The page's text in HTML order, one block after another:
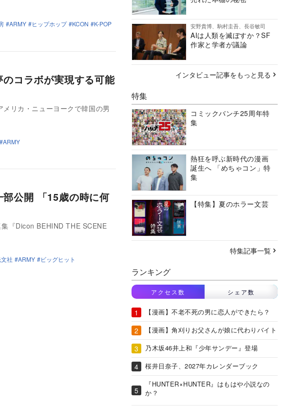
ARMY ヒップホップ KCON
K-POP
コラボが実現する可能
リカ・ニューヨークで韓国の男
ARMY
公開 「15歳の時に何
『Dicon BEHIND THE SCENE
社 ARMY ビッグヒット
安野貴博、駒村圭吾、長谷敏司
AIは人類を滅ぼすか？SF
作家と学者が議論
インタビュー記事をもっと見る
特集
コミックバンチ25周年特
集
熱狂を呼ぶ新時代の漫画
誕生へ 「めちゃコン」特
集
【特集】夏のホラー文芸
特集記事一覧
ランキング
アクセス数 シェア数
【漫画】不老不死の男に恋人ができたら？
【漫画】角刈りお父さんが娘に代わりバイト
乃木坂46井上和『少年サンデー』登場
桜井日奈子、2027年カレンダーブック
『HUNTER×HUNTER』はもはや小説なの
か？